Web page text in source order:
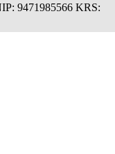
9471985566 KRS: